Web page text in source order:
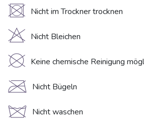
U Nicht im Trockner trocknen
H Nicht Bleichen
K Keine chemische Reinigung
C Nicht Bügeln
d Nicht waschen